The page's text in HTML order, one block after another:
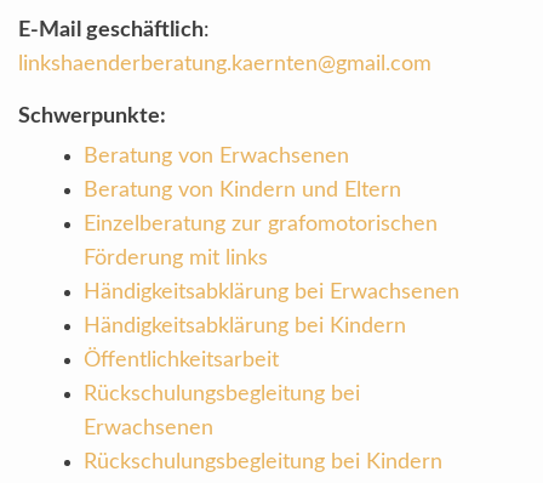
E-Mail geschäftlich:
linkshaenderberatung.kaernten@gmail.com
Schwerpunkte:
Beratung von Erwachsenen
Beratung von Kindern und Eltern
Einzelberatung zur grafomotorischen
Förderung mit links
Händigkeitsabklärung bei Erwachsenen
Händigkeitsabklärung bei Kindern
Öffentlichkeitsarbeit
Rückschulungsbegleitung bei
Erwachsenen
Rückschulungsbegleitung bei Kindern